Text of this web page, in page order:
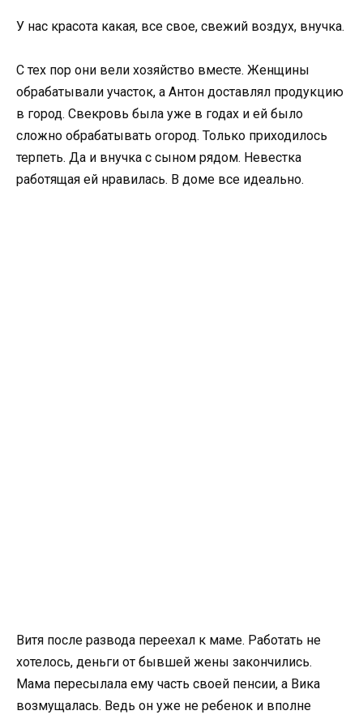
У нас красота какая, все свое, свежий воздух, внучка.
С тех пор они вели хозяйство вместе. Женщины
обрабатывали участок, а Антон доставлял продукцию
в город. Свекровь была уже в годах и ей было
сложно обрабатывать огород. Только приходилось
терпеть. Да и внучка с сыном рядом. Невестка
работящая ей нравилась. В доме все идеально.
Витя после развода переехал к маме. Работать не
хотелось, деньги от бывшей жены закончились.
Мама пересылала ему часть своей пенсии, а Вика
возмущалась. Ведь он уже не ребенок и вполне